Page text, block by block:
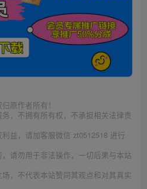
原作者所有！
，不拥有所有权，不承担相关法律责
益，请加客服微信 zt0512518 进行
请勿用于非法操作，一切后果与本站
，不代表本站赞同其观点和对其真实